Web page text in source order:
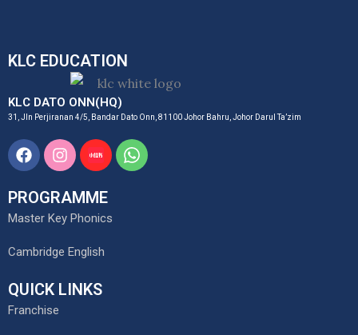
KLC EDUCATION
KLC DATO ONN(HQ)
31, Jln Perjiranan 4/5, Bandar Dato Onn, 81100 Johor Bahru, Johor Darul Ta’zim
FacebookInstagram
Xiaohongshu
Logo
Brandlogos.net
Whatsapp
Svgrepo
Com
PROGRAMME
Master Key Phonics
Cambridge English
QUICK LINKS
Franchise